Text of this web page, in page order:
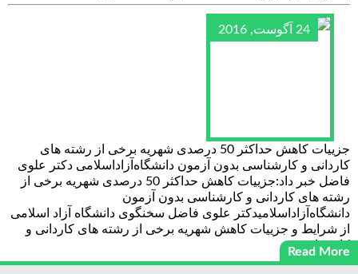
24 آگوست, 2016
جزییات کاهش حداکثر 50 درصدی شهریه برخی از رشته های
کاردانی و کارشناسی بدون آزمون دانشگاه‌آزاداسلامی دکتر علوی
فاضل خبر داد:جزییات کاهش حداکثر 50 درصدی شهریه برخی از
رشته های کاردانی و کارشناسی بدون آزمون
دانشگاه‌آزاداسلامیدکتر علوی فاضل سخنگوی دانشگاه آزاد اسلامی
از شرایط و جزییات کاهش شهریه برخی از رشته های کاردانی و
کارشناسی
Read More